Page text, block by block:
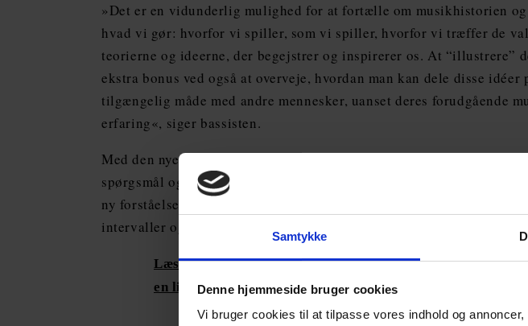
Samtykke
Denne hjemmeside bruger cookies
Vi bruger cookies til at tilpasse vores indhold og
»Det er en vidunderlig mulighed for at fortælle om musikhistorien
hvad vi gør: hvorfor vi spiller, som vi spiller, hvorfor vi træffer de
teorierne og ideerne, der begejstrer og inspirerer os. At “illustrere”
ekstra bonus ved også at overveje, hvordan man kan dele disse idéer
tilgængelig måde med andre mennesker, uanset deres forudgående
erfaring«, siger bassisten.
Med den nye guide ønsker musikerne i periodeensemblet også, at
spørgsmål og udfordre konventionel viden og på den måde være med
ny forståelse af musik. Videoerne vil dække en lang række forskellige
intervaller og ornamentik til opbygningen af en trio-sonate.
Læs mere: ‘The Illustrated Theory of Music’ er i sin
en lille håndfuld opslag